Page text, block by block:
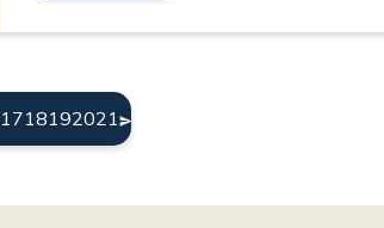
(current)
1718192021